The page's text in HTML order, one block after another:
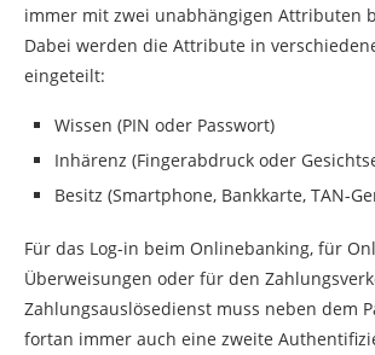
immer mit zwei unabhängigen Attributen
Dabei werden die Attribute in
eingeteilt:
Wissen (PIN oder Passwort)
Inhärenz (Fingerabdruck oder
Besitz (Smartphone, Bankkarte, TAN-
Für das Log-in beim Onlinebanking, für
Überweisungen oder für den
Zahlungsauslösedienst muss neben dem
fortan immer auch eine zweite